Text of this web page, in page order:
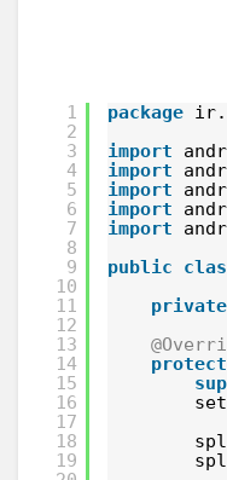
1
2
3
4
5
6
7
8
9
10
11
12
13
14
15
16
17
18
19
package
import
import
import
import
import
public
private